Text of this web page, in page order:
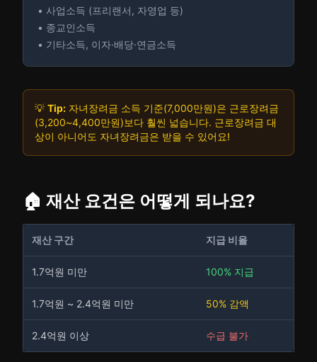
• 사업소득 (프리랜서, 자영업 등)
• 종교인소득
• 기타소득, 이자·배당·연금소득
💡 Tip: 자녀장려금 소득 기준(7,000만원)은 근로장려금
(3,200~4,400만원)보다 훨씬 넓습니다. 근로장려금 대
상이 아니어도 자녀장려금은 받을 수 있어요!
🏠 재산 요건은 어떻게 되나요?
재산 구간 지급 비율
1.7억원 미만 100% 지급
1.7억원 ~ 2.4억원 미만 50% 감액
2.4억원 이상 수급 불가